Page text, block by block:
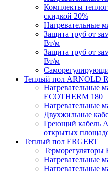
Комплекты
скидкой 20%
Нагревательные
Защита труб от
Вт/м
Защита труб от
Вт/м
Теплый пол ARNOLD
Нагревательные
ECOTHERM 180
Нагревательные
Двухжильные
Греющий кабель
открытых
Теплый пол ERGERT
Терморегуляторы
Нагревательные
Нагревательные